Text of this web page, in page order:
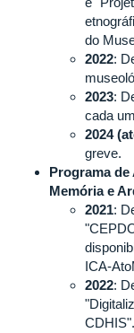
do
2022:
2023:
cada
2024
greve.
Programa
Memória e
2021:
ICA-
2022:
CDHIS".